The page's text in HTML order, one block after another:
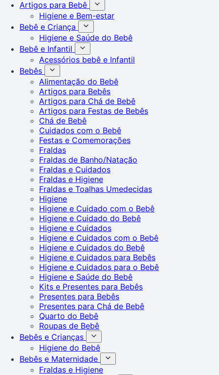
Artigos para Bebê
Higiene e Bem-estar
Bebê e Criança
Higiene e Saúde do Bebê
Bebê e Infantil
Acessórios bebê e Infantil
Bebês
Alimentação do Bebê
Artigos para Bebês
Artigos para Chá de Bebê
Artigos para Festas de Bebês
Chá de Bebê
Cuidados com o Bebê
Festas e Comemorações
Fraldas
Fraldas de Banho/Natação
Fraldas e Cuidados
Fraldas e Higiene
Fraldas e Toalhas Umedecidas
Higiene
Higiene e Cuidado com o Bebê
Higiene e Cuidado do Bebê
Higiene e Cuidados
Higiene e Cuidados com o Bebê
Higiene e Cuidados do Bebê
Higiene e Cuidados para Bebês
Higiene e Cuidados para o Bebê
Higiene e Saúde do Bebê
Kits e Presentes para Bebês
Presentes para Bebês
Presentes para Chá de Bebê
Quarto do Bebê
Roupas de Bebê
Bebês e Crianças
Higiene do Bebê
Bebês e Maternidade
Fraldas e Higiene